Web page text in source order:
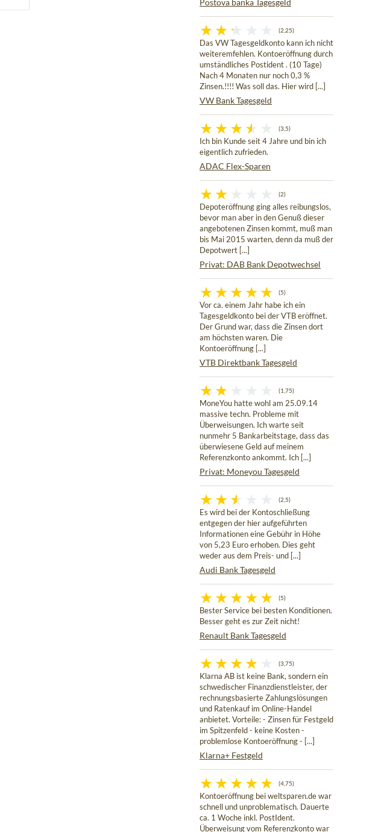
Postova banka Tagesgeld
(2,25)
Das VW Tagesgeldkonto kann ich nicht
weiteremfehlen. Kontoeröffnung durch
umständliches Postident . (10 Tage)
Nach 4 Monaten nur noch 0,3 %
Zinsen.!!!! Was soll das. Hier wird [...]
VW Bank Tagesgeld
(3,5)
Ich bin Kunde seit 4 Jahre und bin ich
eigentlich zufrieden.
ADAC Flex-Sparen
(2)
Depoteröffnung ging alles reibungslos,
bevor man aber in den Genuß dieser
angebotenen Zinsen kommt, muß man
bis Mai 2015 warten, denn da muß der
Depotwert [...]
Privat: DAB Bank Depotwechsel
(5)
Vor ca. einem Jahr habe ich ein
Tagesgeldkonto bei der VTB eröffnet.
Der Grund war, dass die Zinsen dort
am höchsten waren. Die
Kontoeröffnung [...]
VTB Direktbank Tagesgeld
(1,75)
MoneYou hatte wohl am 25.09.14
massive techn. Probleme mit
Überweisungen. Ich warte seit
nunmehr 5 Bankarbeitstage, dass das
überwiesene Geld auf meinem
Referenzkonto ankommt. Ich [...]
Privat: Moneyou Tagesgeld
(2,5)
Es wird bei der Kontoschließung
entgegen der hier aufgeführten
Informationen eine Gebühr in Höhe
von 5,23 Euro erhoben. Dies geht
weder aus dem Preis- und [...]
Audi Bank Tagesgeld
(5)
Bester Service bei besten Konditionen.
Besser geht es zur Zeit nicht!
Renault Bank Tagesgeld
(3,75)
Klarna AB ist keine Bank, sondern ein
schwedischer Finanzdienstleister, der
rechnungsbasierte Zahlungslösungen
und Ratenkauf im Online-Handel
anbietet. Vorteile: - Zinsen für Festgeld
im Spitzenfeld - keine Kosten -
problemlose Kontoeröffnung - [...]
Klarna+ Festgeld
(4,75)
Kontoeröffnung bei weltsparen.de war
schnell und unproblematisch. Dauerte
ca. 1 Woche inkl. PostIdent.
Überweisung vom Referenzkonto war